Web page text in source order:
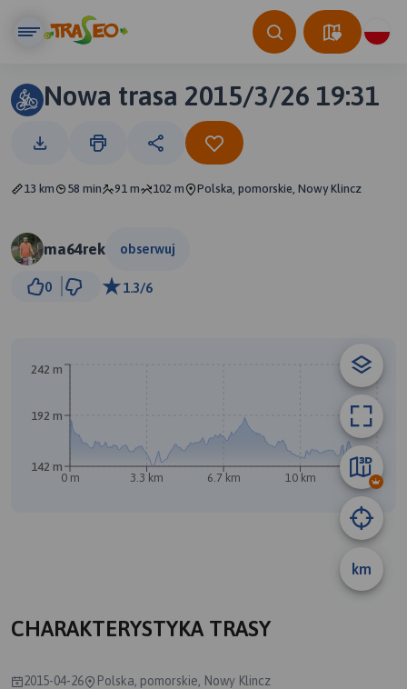
Nowa trasa 2015/3/26 19:31
13 km 58 min 91 m 102 m Polska, pomorskie, Nowy Klincz
ma64rek obserwuj
0 1.3/6
A
km
0 m 3.3 km 6.7 km 10 km 13 km
142 m
192 m
242 m
CHARAKTERYSTYKA TRASY
2015-04-26 Polska, pomorskie, Nowy Klincz